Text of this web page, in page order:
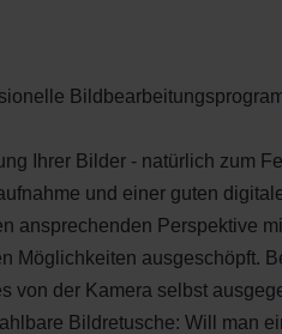
Ihrer Bilder - natürlich zum
und einer guten
ansprechenden Perspektive
Möglichkeiten ausgeschöpft.
von der Kamera selbst
Bildretusche: Will man